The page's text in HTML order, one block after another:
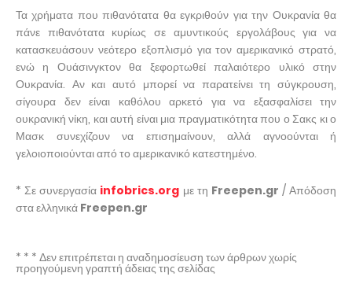
Τα χρήματα που πιθανότατα θα εγκριθούν για την Ουκρανία θα
πάνε πιθανότατα κυρίως σε αμυντικούς εργολάβους για να
κατασκευάσουν νεότερο εξοπλισμό για τον αμερικανικό στρατό,
ενώ η Ουάσινγκτον θα ξεφορτωθεί παλαιότερο υλικό στην
Ουκρανία. Αν και αυτό μπορεί να παρατείνει τη σύγκρουση,
σίγουρα δεν είναι καθόλου αρκετό για να εξασφαλίσει την
ουκρανική νίκη, και αυτή είναι μια πραγματικότητα που ο Σακς κι ο
Μασκ συνεχίζουν να επισημαίνουν, αλλά αγνοούνται ή
γελοιοποιούνται από το αμερικανικό κατεστημένο.
* Σε συνεργασία infobrics.org με τη Freepen.gr / Απόδοση
στα ελληνικά Freepen.gr
* * * Δεν επιτρέπεται η αναδημοσίευση των άρθρων χωρίς
προηγούμενη γραπτή άδειας της σελίδας